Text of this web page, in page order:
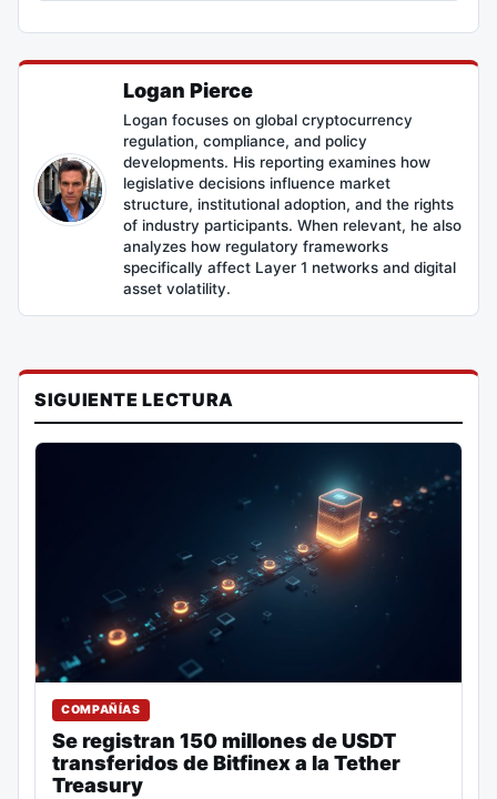
Logan Pierce
Logan focuses on global cryptocurrency
regulation, compliance, and policy
developments. His reporting examines how
legislative decisions influence market
structure, institutional adoption, and the rights
of industry participants. When relevant, he also
analyzes how regulatory frameworks
specifically affect Layer 1 networks and digital
asset volatility.
SIGUIENTE LECTURA
COMPAÑÍAS
Se registran 150 millones de USDT
transferidos de Bitfinex a la Tether
Treasury